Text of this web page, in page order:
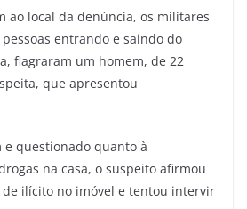
ao local da denúncia, os militares
entrando e saindo do
flagraram um homem, de 22
que apresentou
questionado quanto à
na casa, o suspeito afirmou
ilícito no imóvel e tentou intervir